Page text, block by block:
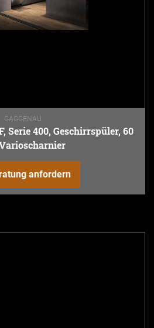
GAGGENAU
Serie 400, Geschirrspüler, 60
anfordern